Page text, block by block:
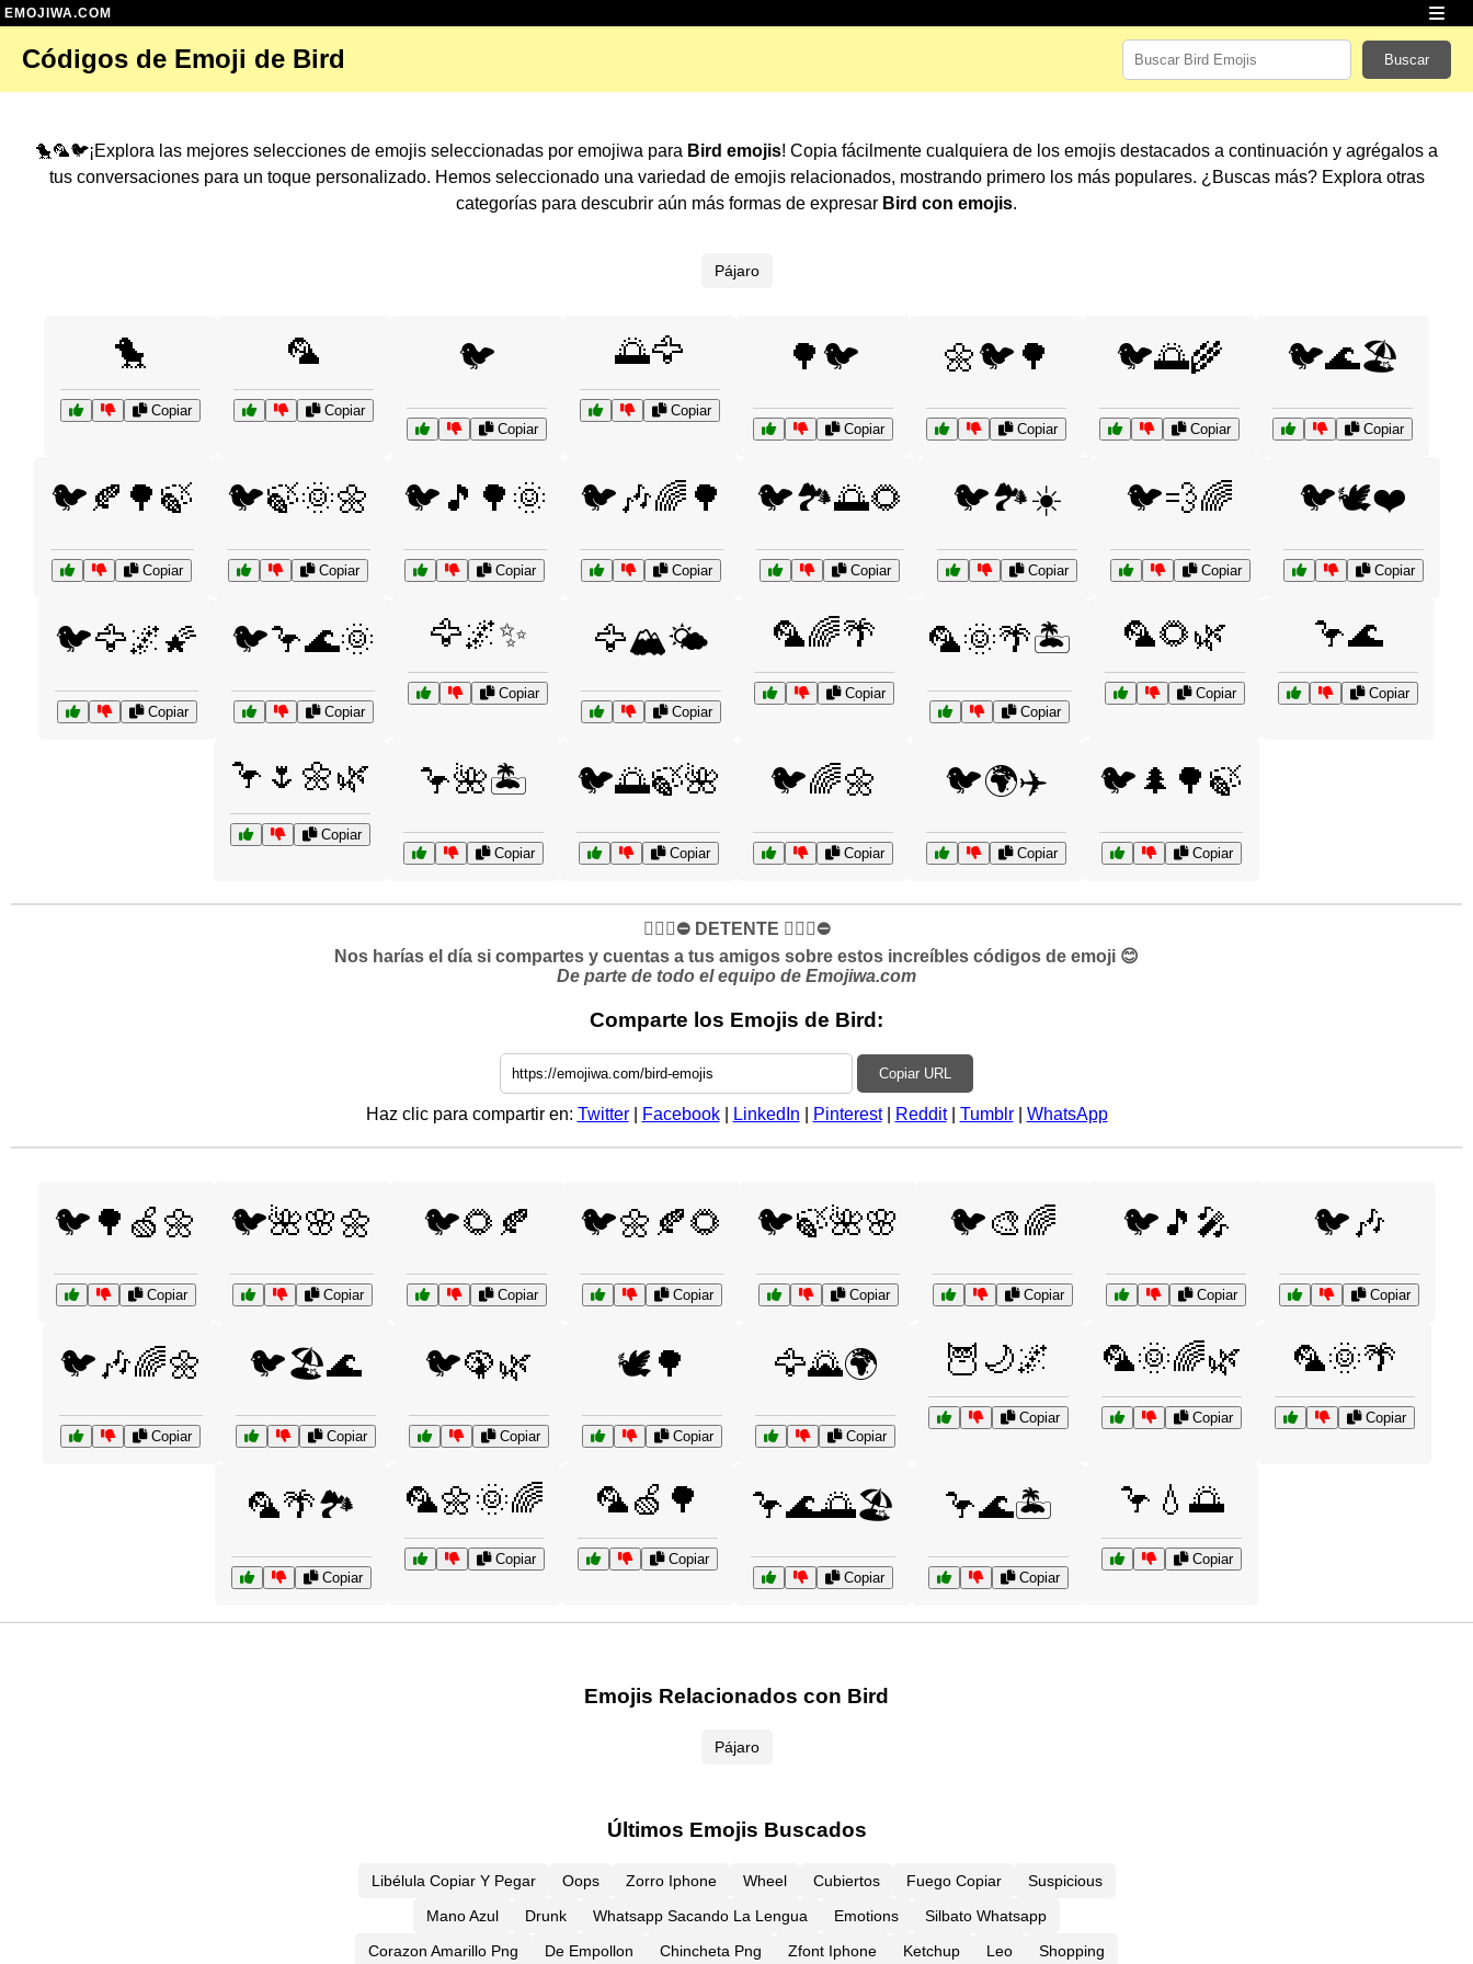
EMOJIWA.COM
Códigos de Emoji de Bird Buscar
🐤🦜🐦¡Explora las mejores selecciones de emojis seleccionadas por emojiwa para Bird emojis! Copia fácilmente cualquiera de los emojis destacados a continuación y agrégalos a
tus conversaciones para un toque personalizado. Hemos seleccionado una variedad de emojis relacionados, mostrando primero los más populares. ¿Buscas más? Explora otras
categorías para descubrir aún más formas de expresar Bird con emojis.
Pájaro
🐤
Copiar
🦜
Copiar
🐦
Copiar
🌅🦅
Copiar
🌳🐦
Copiar
🌼🐦🌳
Copiar
🐦🌅🌾
Copiar
🐦🌊🏖️
Copiar
🐦🍂🌳🍃
Copiar
🐦🍃🌞🌼
Copiar
🐦🎵🌳🌞
Copiar
🐦🎶🌈🌳
Copiar
🐦🏞️🌅🌻
Copiar
🐦🏞️☀️
Copiar
🐦💨🌈
Copiar
🐦🕊️❤️
Copiar
🐦🦅🌌🌠
Copiar
🐦🦩🌊🌞
Copiar
🦅🌌✨
Copiar
🦅🏔️🌤️
Copiar
🦜🌈🌴
Copiar
🦜🌞🌴🏝️
Copiar
🦜🌻🌿
Copiar
🦩🌊
Copiar
🦩🌷🌼🌿
Copiar
🦩🌺🏝️
Copiar
🐦🌅🍃🌺
Copiar
🐦🌈🌼
Copiar
🐦🌍✈️
Copiar
🐦🌲🌳🍃
Copiar
✋🏻🛑⛔️ DETENTE ✋🏻🛑⛔️
Nos harías el día si compartes y cuentas a tus amigos sobre estos increíbles códigos de emoji 😊
De parte de todo el equipo de Emojiwa.com
Comparte los Emojis de Bird:
Copiar URL
Haz clic para compartir en: Twitter| Facebook| LinkedIn Pinterest| Reddit| Tumblr| WhatsApp
🐦🌳🍏🌼
Copiar
🐦🌺🌸🌼
Copiar
🐦🌻🍂
Copiar
🐦🌼🍂🌻
Copiar
🐦🍃🌺🌸
Copiar
🐦🎨🌈
Copiar
🐦🎵🎤
Copiar
🐦🎶
Copiar
🐦🎶🌈🌼
Copiar
🐦🏖️🌊
Copiar
🐦🦚🌿
Copiar
🕊️🌳
Copiar
🦅🌄🌍
Copiar
🦉🌙🌌
Copiar
🦜🌞🌈🌿
Copiar
🦜🌞🌴
Copiar
🦜🌴🏞️
Copiar
🦜🌼🌞🌈
Copiar
🦜🍏🌳
Copiar
🦩🌊🌅🏖️
Copiar
🦩🌊🏝️
Copiar
🦩💧🌅
Copiar
Emojis Relacionados con Bird
Pájaro
Últimos Emojis Buscados
Libélula Copiar Y Pegar Oops Zorro Iphone Wheel Cubiertos Fuego Copiar
Suspicious
Mano Azul
Drunk Whatsapp Sacando La Lengua Emotions
Silbato Whatsapp
Corazon Amarillo Png
De Empollon Chincheta Png Zfont Iphone Ketchup Leo Shopping